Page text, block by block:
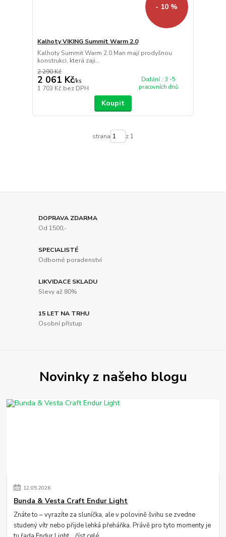
- 10 %
Kalhoty VIKING Summit Warm 2.0
Kalhoty Summit Warm 2.0 Man mají prodyšnou
konstrukci, která zaji...
2 290 Kč
2 061 Kč/ks
1 703 Kč bez DPH
Dodání : 3 -5
pracovních dnů
Koupit
strana z 1
DOPRAVA ZDARMA
Od 1500,-
SPECIALISTÉ
Odborné poradenství
LIKVIDACE SKLADU
Slevy až 80%
15 LET NA TRHU
Osobní přístup
Novinky z našeho blogu
12.05.2026
Bunda & Vesta Craft Endur Light
Znáte to – vyrazíte za sluníčka, ale v polovině švihu se zvedne
studený vítr nebo přijde lehká přeháňka. Právě pro tyto momenty je